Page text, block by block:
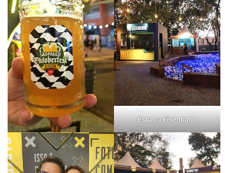
Espaço Eisenbahn